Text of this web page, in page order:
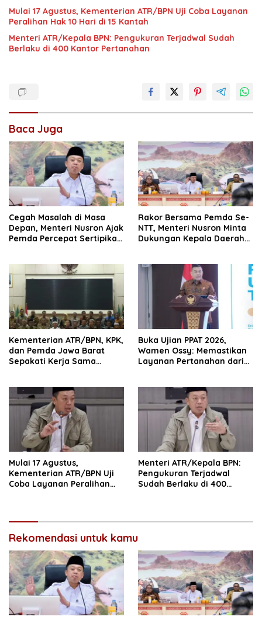
Mulai 17 Agustus, Kementerian ATR/BPN Uji Coba Layanan
Peralihan Hak 10 Hari di 15 Kantah
Menteri ATR/Kepala BPN: Pengukuran Terjadwal Sudah
Berlaku di 400 Kantor Pertanahan
Baca Juga
Cegah Masalah di Masa
Depan, Menteri Nusron Ajak
Pemda Percepat Sertipikasi
Rakor Bersama Pemda Se-
NTT, Menteri Nusron Minta
Dukungan Kepala Daerah
Kementerian ATR/BPN, KPK,
dan Pemda Jawa Barat
Sepakati Kerja Sama
Ekonomi Daerah
Buka Ujian PPAT 2026,
Wamen Ossy: Memastikan
Layanan Pertanahan dari
Berintegritas
Mulai 17 Agustus,
Kementerian ATR/BPN Uji
Coba Layanan Peralihan
Menteri ATR/Kepala BPN:
Pengukuran Terjadwal
Sudah Berlaku di 400
Rekomendasi untuk kamu